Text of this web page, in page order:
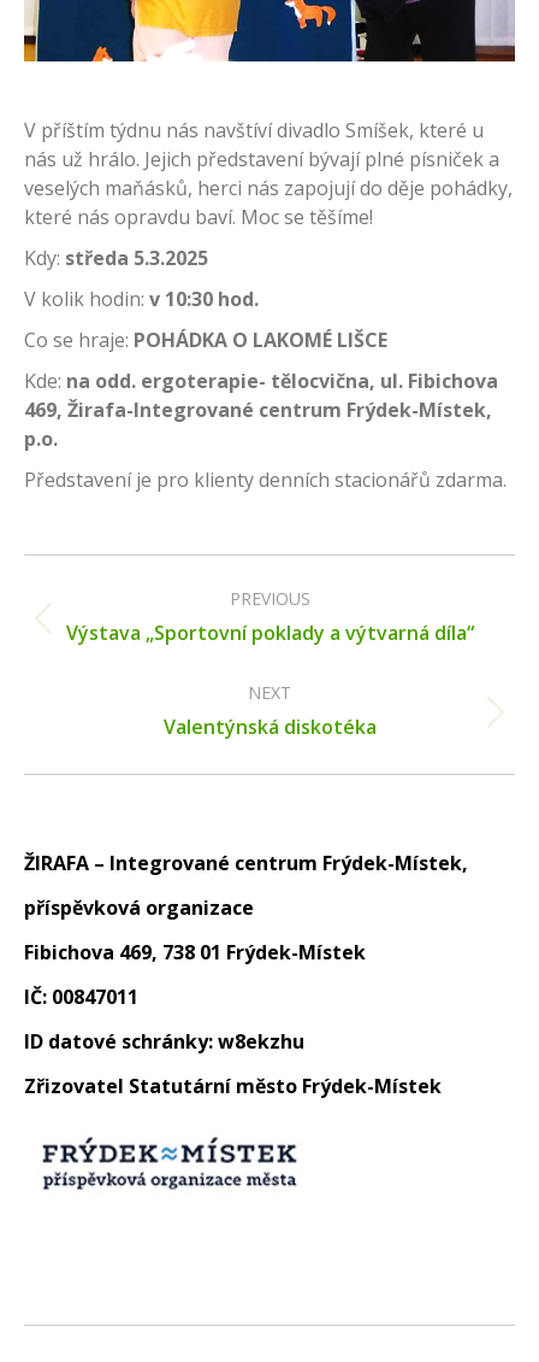
V příštím týdnu nás navštíví divadlo Smíšek, které u
nás už hrálo. Jejich představení bývají plné písniček a
veselých maňásků, herci nás zapojují do děje pohádky,
které nás opravdu baví. Moc se těšíme!
Kdy: středa 5.3.2025
V kolik hodin: v 10:30 hod.
Co se hraje: POHÁDKA O LAKOMÉ LIŠCE
Kde: na odd. ergoterapie- tělocvična, ul. Fibichova
469, Žirafa-Integrované centrum Frýdek-Místek,
p.o.
Představení je pro klienty denních stacionářů zdarma.
navigation
PREVIOUS
Previous
Výstava „Sportovní poklady a výtvarná díla“
NEXT
Next
Valentýnská diskotéka
ŽIRAFA – Integrované centrum Frýdek-Místek,
příspěvková organizace
Fibichova 469, 738 01 Frýdek-Místek
IČ: 00847011
ID datové schránky: w8ekzhu
Zřizovatel Statutární město Frýdek-Místek